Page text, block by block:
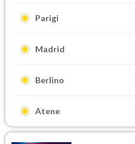
Parigi
Madrid
Berlino
Atene